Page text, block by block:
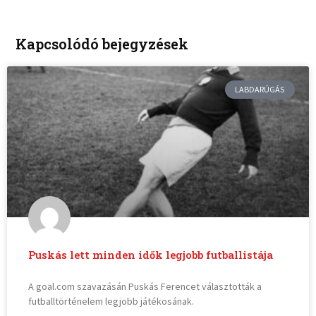
Kapcsolódó bejegyzések
LABDARÚGÁS
Puskás lett minden idők legjobb futballistája
A goal.com szavazásán Puskás Ferencet választották a
futballtörténelem legjobb játékosának.